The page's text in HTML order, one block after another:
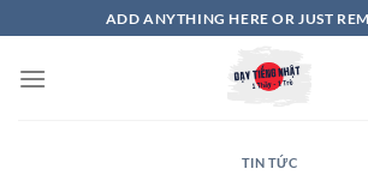
qua
nội
ADD ANYTHING HERE OR JUST
TIN TỨC